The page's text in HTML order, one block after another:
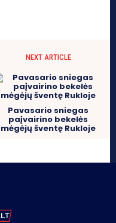
NEXT ARTICLE
Pavasario sniegas
paįvairino bekelės
mėgėjų šventę Rukloje